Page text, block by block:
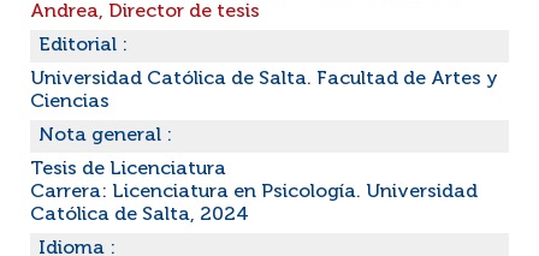
Andrea, Director de tesis
Editorial :
Universidad Católica de Salta. Facultad de Artes y
Ciencias
Nota general :
Tesis de Licenciatura
Carrera: Licenciatura en Psicología. Universidad
Católica de Salta, 2024
Idioma :